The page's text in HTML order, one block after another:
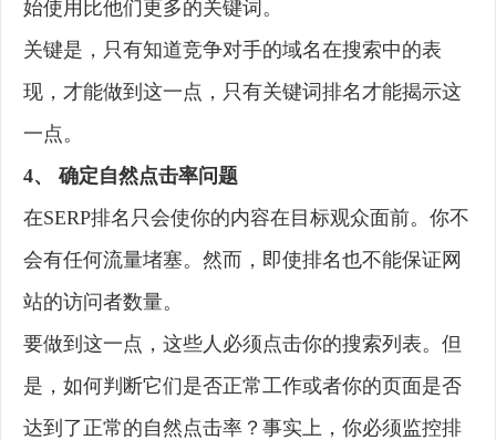
始使用比他们更多的关键词。
关键是，只有知道竞争对手的域名在搜索中的表
现，才能做到这一点，只有关键词排名才能揭示这
一点。
4、 确定自然点击率问题
在SERP排名只会使你的内容在目标观众面前。你不
会有任何流量堵塞。然而，即使排名也不能保证网
站的访问者数量。
要做到这一点，这些人必须点击你的搜索列表。但
是，如何判断它们是否正常工作或者你的页面是否
达到了正常的自然点击率？事实上，你必须监控排